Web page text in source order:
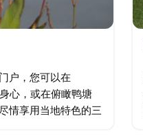
户，您可以在
心，或在俯瞰鸭塘
情享用当地特色的三